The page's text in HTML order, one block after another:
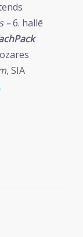
–6. hallē
, SIA